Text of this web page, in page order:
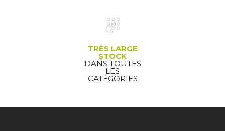
TRÈS LARGE
STOCK
DANS TOUTES
LES
CATÉGORIES